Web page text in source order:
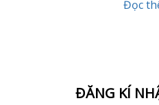
Đọc
ĐĂNG KÍ